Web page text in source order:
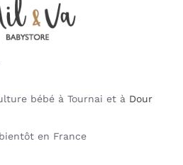
bébé à Tournai et à Dour
en France